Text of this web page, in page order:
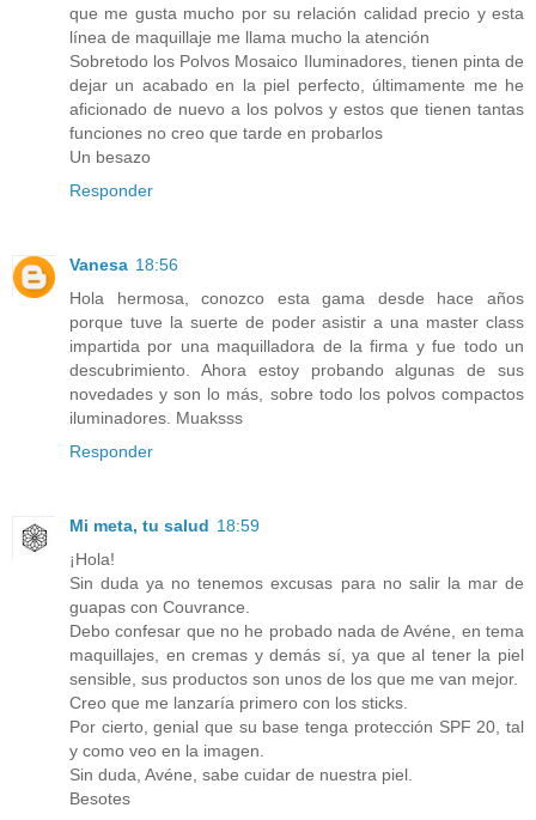
que me gusta mucho por su relación calidad precio y esta
línea de maquillaje me llama mucho la atención
Sobretodo los Polvos Mosaico Iluminadores, tienen pinta de
dejar un acabado en la piel perfecto, últimamente me he
aficionado de nuevo a los polvos y estos que tienen tantas
funciones no creo que tarde en probarlos
Un besazo
Responder
Vanesa 18:56
Hola hermosa, conozco esta gama desde hace años
porque tuve la suerte de poder asistir a una master class
impartida por una maquilladora de la firma y fue todo un
descubrimiento. Ahora estoy probando algunas de sus
novedades y son lo más, sobre todo los polvos compactos
iluminadores. Muaksss
Responder
Mi meta, tu salud 18:59
¡Hola!
Sin duda ya no tenemos excusas para no salir la mar de
guapas con Couvrance.
Debo confesar que no he probado nada de Avéne, en tema
maquillajes, en cremas y demás sí, ya que al tener la piel
sensible, sus productos son unos de los que me van mejor.
Creo que me lanzaría primero con los sticks.
Por cierto, genial que su base tenga protección SPF 20, tal
y como veo en la imagen.
Sin duda, Avéne, sabe cuidar de nuestra piel.
Besotes